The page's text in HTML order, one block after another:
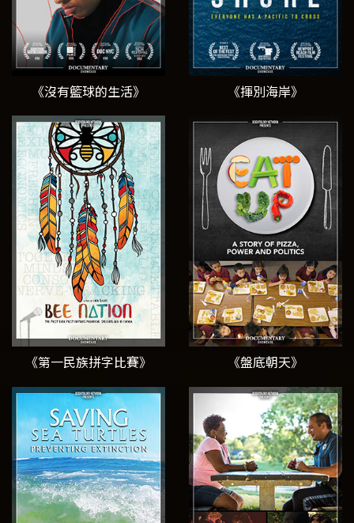
《沒有籃球的生活》 《揮別海岸》
《第一民族拼字比賽》 《盤底朝天》